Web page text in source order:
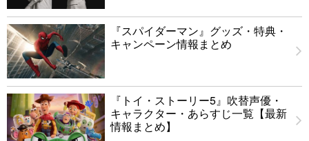
『スパイダーマン』グッズ・特典・
キャンペーン情報まとめ
『トイ・ストーリー5』吹替声優・
キャラクター・あらすじ一覧【最新
情報まとめ】